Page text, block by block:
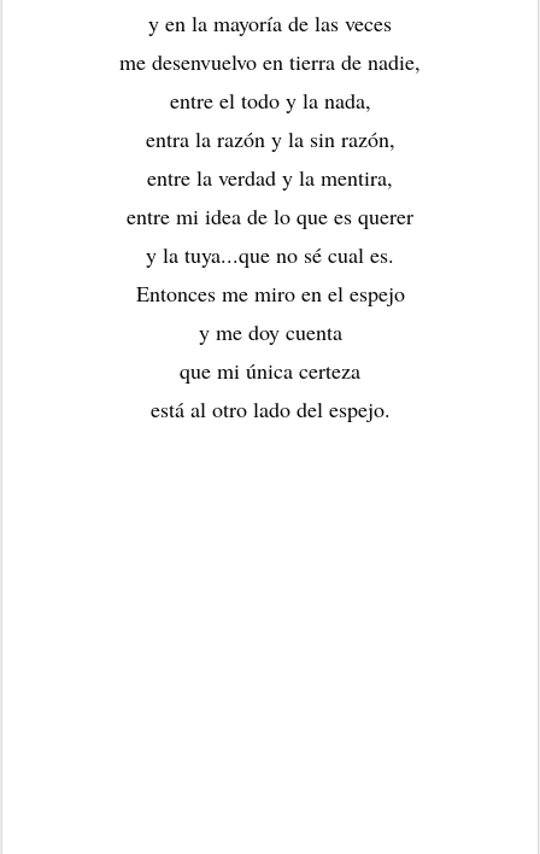
y en la mayoría de las veces
me desenvuelvo en tierra de nadie,
entre el todo y la nada,
entra la razón y la sin razón,
entre la verdad y la mentira,
entre mi idea de lo que es querer
y la tuya...que no sé cual es.
Entonces me miro en el espejo
y me doy cuenta
que mi única certeza
está al otro lado del espejo.